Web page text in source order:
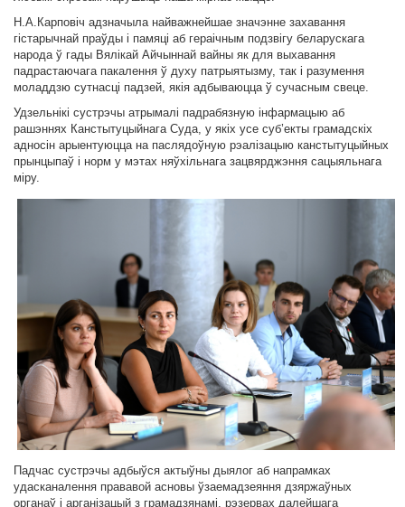
Н.А.Карповіч адзначыла найважнейшае значэнне захавання
гістарычнай праўды і памяці аб гераічным подзвігу беларускага
народа ў гады Вялікай Айчыннай вайны як для выхавання
падрастаючага пакалення ў духу патрыятызму, так і разумення
моладдзю сутнасці падзей, якія адбываюцца ў сучасным свеце.
Удзельнікі сустрэчы атрымалі падрабязную інфармацыю аб
рашэннях Канстытуцыйнага Суда, у якіх усе суб’екты грамадскіх
адносін арыентуюцца на паслядоўную рэалізацыю канстытуцыйных
прынцыпаў і норм у мэтах няўхільнага зацвярджэння сацыяльнага
міру.
Падчас сустрэчы адбыўся актыўны дыялог аб напрамках
удасканалення прававой асновы ўзаемадзеяння дзяржаўных
органаў і арганізацый з грамадзянамі, рэзервах далейшага